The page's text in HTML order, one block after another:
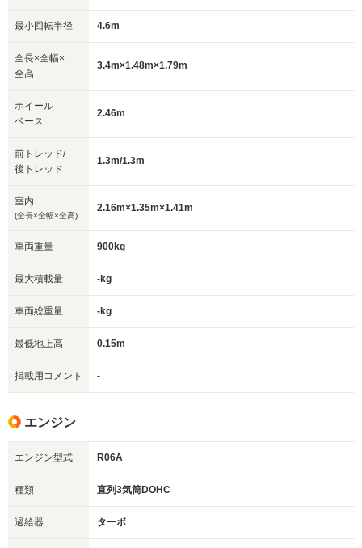
最小回転半径 4.6m
全長×全幅×
全高
3.4m×1.48m×1.79m
ホイール
ベース
2.46m
前トレッド/
後トレッド
1.3m/1.3m
室内
(全長×全幅×全高)
2.16m×1.35m×1.41m
車両重量 900kg
最大積載量 -kg
車両総重量 -kg
最低地上高 0.15m
掲載用コメント -
エンジン
エンジン型式 R06A
種類 直列3気筒DOHC
過給器 ターボ